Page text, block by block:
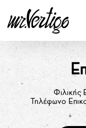
Φιλικής
Τηλέφωνο